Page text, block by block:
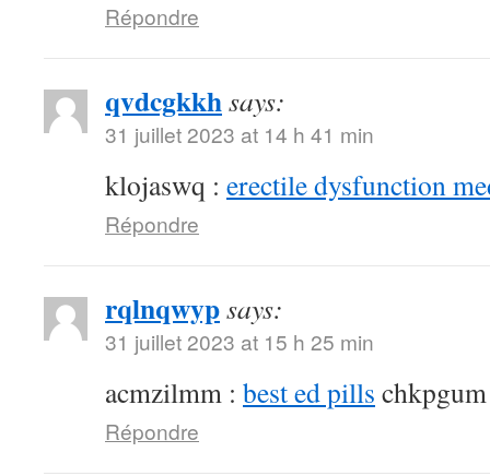
Répondre
qvdcgkkhsays:
31 juillet 2023 at 14 h 41 min
klojaswq : erectile dysfunction
Répondre
rqlnqwypsays:
31 juillet 2023 at 15 h 25 min
acmzilmm : best ed pills chkpgum
Répondre